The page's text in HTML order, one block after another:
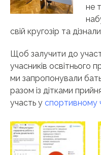
не
свій кругозір та
Щоб залучити до
учасників освітнього
ми запропонували
разом із дітками
участь у спортивному